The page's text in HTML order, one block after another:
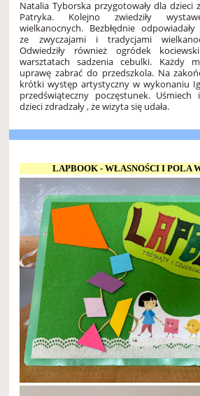
Natalia Tyborska przygotowały dla dzieci
Patryka. Kolejno zwiedziły
wielkanocnych. Bezbłędnie
ze zwyczajami i tradycjami
Odwiedziły również ogródek
warsztatach sadzenia cebulki. Każdy
uprawę zabrać do przedszkola. Na
krótki występ artystyczny w wykonaniu
przedświąteczny poczęstunek.
dzieci zdradzały , że wizyta się udała.
LAPBOOK - WŁASNOŚCI I POLA